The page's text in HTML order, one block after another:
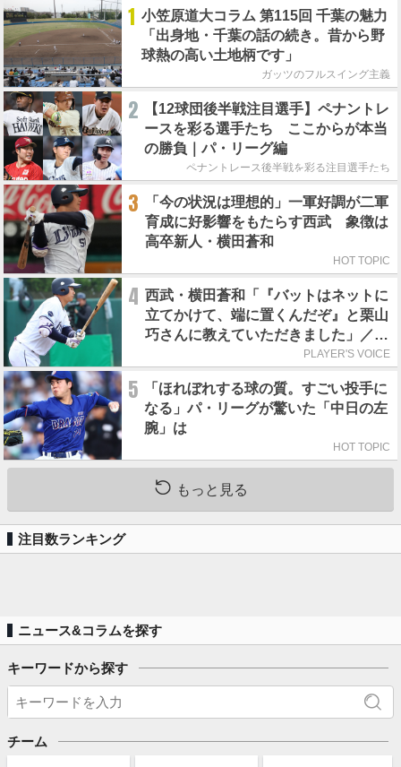
1 小笠原道大コラム 第115回 千葉の魅力
「出身地・千葉の話の続き。昔から野
球熱の高い土地柄です」
ガッツのフルスイング主義
2
【12球団後半戦注目選手】ペナントレ
ースを彩る選手たち ここからが本当
の勝負｜パ・リーグ編
ペナントレース後半戦を彩る注目選手たち
3
「今の状況は理想的」一軍好調が二軍
育成に好影響をもたらす西武 象徴は
高卒新人・横田蒼和
HOT TOPIC
4 西武・横田蒼和「『バットはネットに
立てかけて、端に置くんだぞ』と栗山
巧さんに教えていただきました」／憧
PLAYER'S VOICE
5
「ほれぼれする球の質。すごい投手に
なる」パ・リーグが驚いた「中日の左
腕」は
HOT TOPIC
もっと見る
注目数ランキング
ニュース&コラムを探す
キーワードから探す
チーム